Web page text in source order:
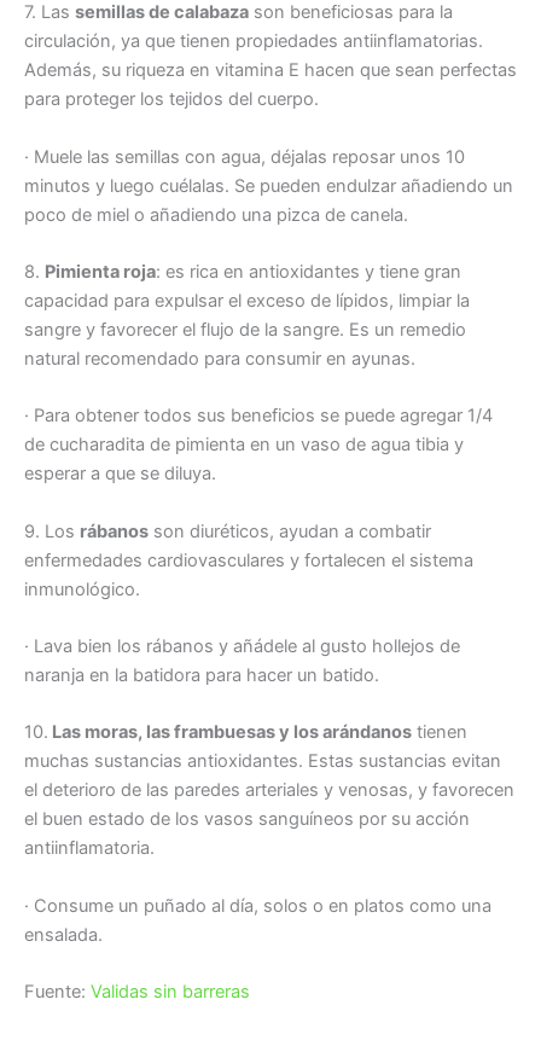
7. Las semillas de calabaza son beneficiosas para la
circulación, ya que tienen propiedades antiinflamatorias.
Además, su riqueza en vitamina E hacen que sean perfectas
para proteger los tejidos del cuerpo.
· Muele las semillas con agua, déjalas reposar unos 10
minutos y luego cuélalas. Se pueden endulzar añadiendo un
poco de miel o añadiendo una pizca de canela.
8. Pimienta roja: es rica en antioxidantes y tiene gran
capacidad para expulsar el exceso de lípidos, limpiar la
sangre y favorecer el flujo de la sangre. Es un remedio
natural recomendado para consumir en ayunas.
· Para obtener todos sus beneficios se puede agregar 1/4
de cucharadita de pimienta en un vaso de agua tibia y
esperar a que se diluya.
9. Los rábanos son diuréticos, ayudan a combatir
enfermedades cardiovasculares y fortalecen el sistema
inmunológico.
· Lava bien los rábanos y añádele al gusto hollejos de
naranja en la batidora para hacer un batido.
10. Las moras, las frambuesas y los arándanos tienen
muchas sustancias antioxidantes. Estas sustancias evitan
el deterioro de las paredes arteriales y venosas, y favorecen
el buen estado de los vasos sanguíneos por su acción
antiinflamatoria.
· Consume un puñado al día, solos o en platos como una
ensalada.
Fuente: Validas sin barreras